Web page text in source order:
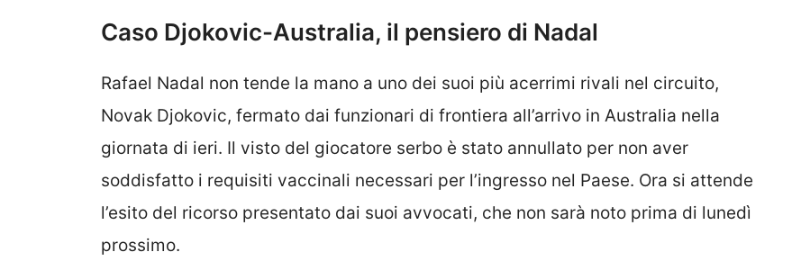
Caso Djokovic-Australia, il pensiero di Nadal
Rafael Nadal non tende la mano a uno dei suoi più acerrimi rivali nel circuito,
Novak Djokovic, fermato dai funzionari di frontiera all’arrivo in Australia nella
giornata di ieri. Il visto del giocatore serbo è stato annullato per non aver
soddisfatto i requisiti vaccinali necessari per l’ingresso nel Paese. Ora si attende
l’esito del ricorso presentato dai suoi avvocati, che non sarà noto prima di lunedì
prossimo.